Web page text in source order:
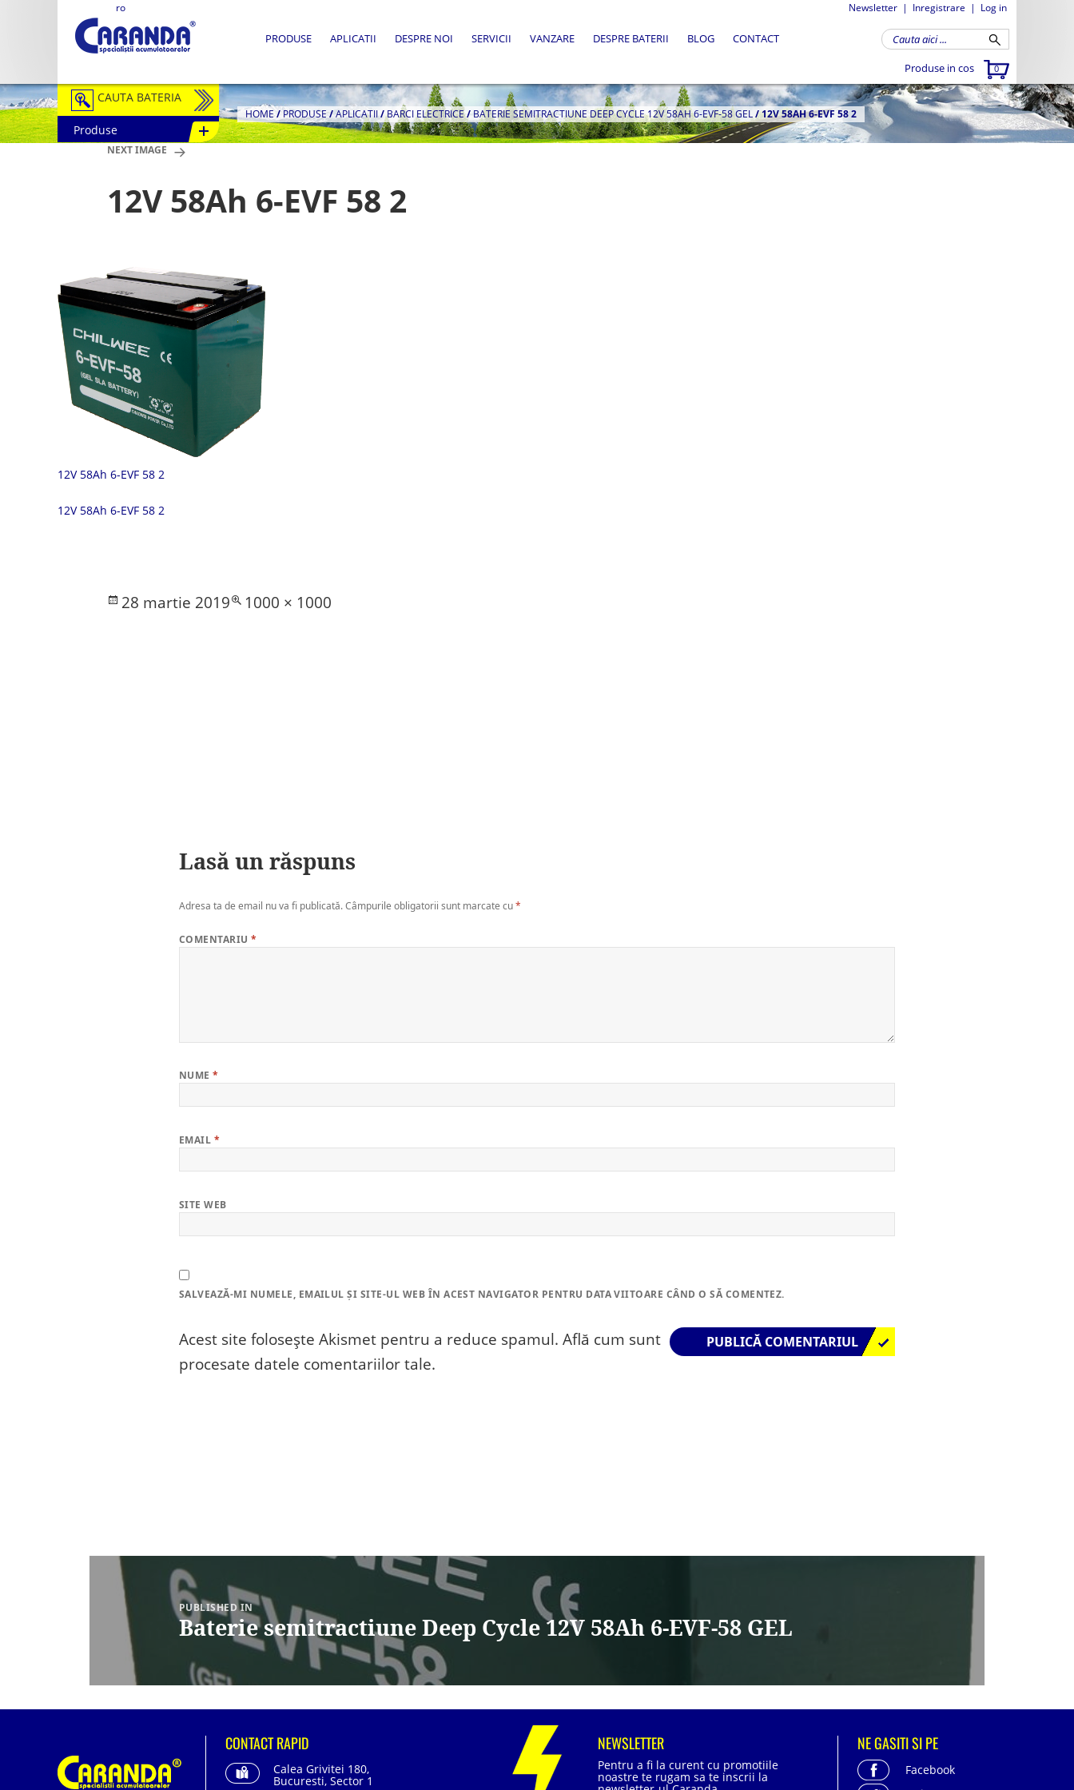
ro Newsletter | Inregistrare | Log in
Produse in cos 0
PRODUSE APLICATII DESPRE NOI SERVICII VANZARE DESPRE BATERII BLOG CONTACT
CAUTA BATERIA
Auto / Moto
Semitractiune
Redresoare
Accesorii Baterii
Fotovoltaice
Produse
HOME/PRODUSE /APLICATII/BARCI ELECTRICE/BATERIE SEMITRACTIUNE DEEP CYCLE 12V 58AH 6-EVF-58 GEL/12V 58AH 6-EVF 58 2
NEXT IMAGE
12V 58Ah 6-EVF 58 2
12V 58Ah 6-EVF 58 2
12V 58Ah 6-EVF 58 2
Posted
28 martie 2019
Full
1000 × 1000
Lasă un răspuns
Adresa ta de email nu va fi publicată.Câmpurile obligatorii sunt marcate cu*
COMENTARIU*
NUME*
EMAIL *
SITE WEB
SALVEAZĂ-MI NUMELE, EMAILUL ȘI SITE-UL WEB ÎN ACEST NAVIGATOR PENTRU DATA VIITOARE CÂND O SĂ COMENTEZ.
Acest site folosește Akismet pentru a reduce spamul. Află cum sunt
procesate datele comentariilor tale.
Navigare
articole
PUBLISHED IN
Baterie semitractiune Deep Cycle 12V 58Ah 6-EVF-58 GEL
CONTACT RAPID
Calea Grivitei 180,
Bucuresti, Sector 1
NEWSLETTER
Pentru a fi la curent cu promotiile
noastre te rugam sa te inscrii la
NE GASITI SI PE
Facebook